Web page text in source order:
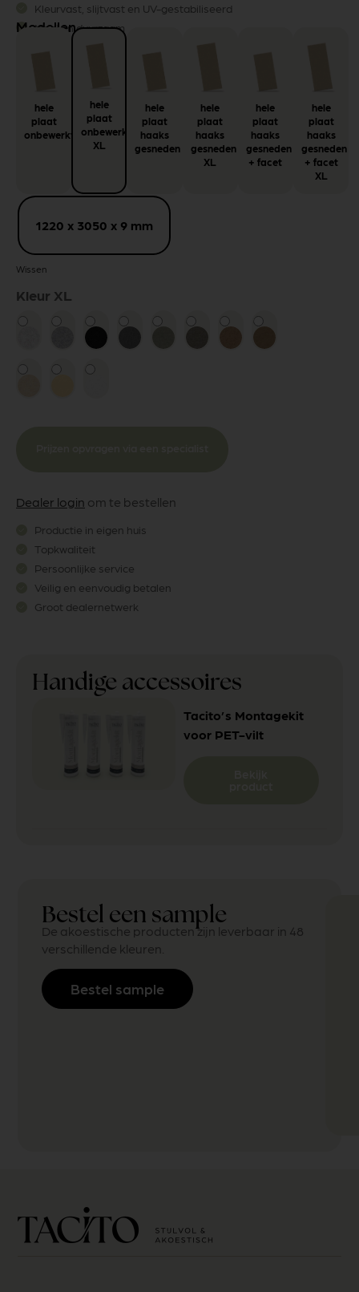
Kleurvast, slijtvast en UV-gestabiliseerd
Mooi en duurzaam
Modellen
hele
plaat
onbewerkt
hele
plaat
onbewerkt
XL
hele
plaat
haaks
gesneden
hele
plaat
haaks
gesneden
XL
hele
plaat
haaks
gesneden
+ facet
hele
plaat
haaks
gesneden
+ facet
XL
1220 x 3050 x 9 mm
Wissen
Kleur XL
Dealer login om te bestellen
Productie in eigen huis
Topkwaliteit
Persoonlijke service
Veilig en eenvoudig betalen
Groot dealernetwerk
Handige accessoires
Tacito’s Montagekit
voor PET-vilt
Bestel een sample
De akoestische producten zijn leverbaar in 48
verschillende kleuren.
Bestel sample